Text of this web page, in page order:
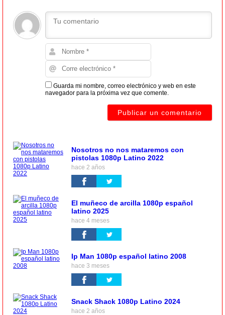
Guarda mi nombre, correo electrónico y web en este
navegador para la próxima vez que comente.
Nosotros no nos mataremos con
pistolas 1080p Latino 2022
hace 2 años
El muñeco de arcilla 1080p español
latino 2025
hace 4 meses
Ip Man 1080p español latino 2008
hace 3 meses
Snack Shack 1080p Latino 2024
hace 2 años